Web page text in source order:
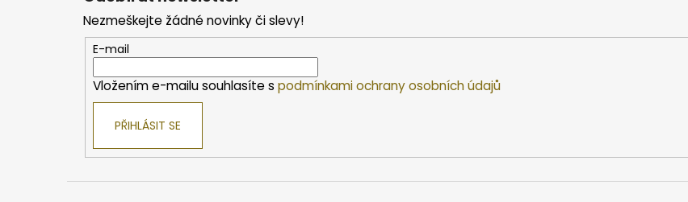
Nezmeškejte žádné novinky či slevy!
E-mail
Vložením e-mailu souhlasíte s podmínkami ochrany osobních údajů
PŘIHLÁSIT SE